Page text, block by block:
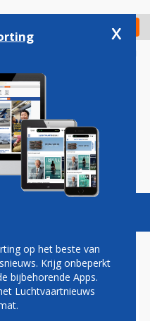
Check in
Vacatures
DRAAIT
HALVE
x
op het beste van
Krijg onbeperkt
bijbehorende Apps.
Luchtvaartnieuws